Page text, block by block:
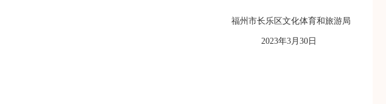
福州市长乐区文化体育和旅游局
2023年3月30日